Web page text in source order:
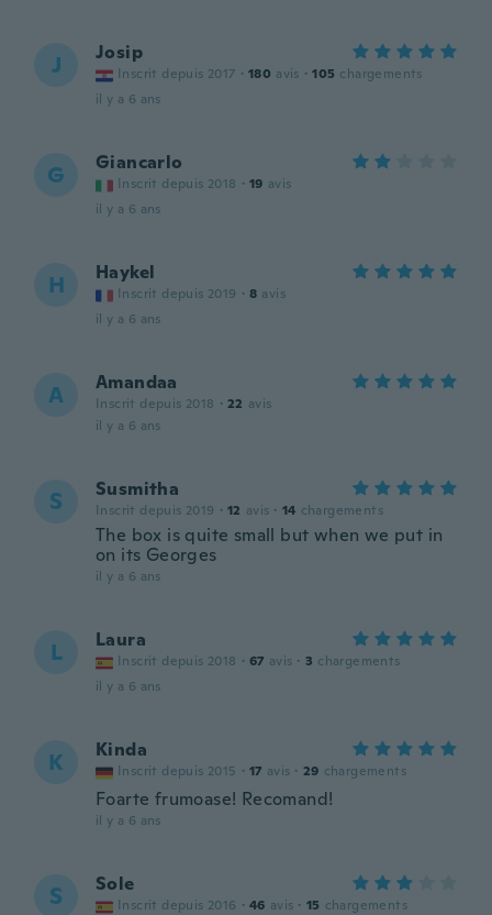
J Josip
Inscrit depuis 2017 · 180 avis · 105 chargements
il y a 6 ans
G Giancarlo
Inscrit depuis 2018 · 19 avis
il y a 6 ans
H Haykel
Inscrit depuis 2019 · 8 avis
il y a 6 ans
A Amandaa
Inscrit depuis 2018 · 22 avis
il y a 6 ans
S Susmitha
Inscrit depuis 2019 · 12 avis · 14 chargements
The box is quite small but when we put in
on its Georges
il y a 6 ans
L Laura
Inscrit depuis 2018 · 67 avis · 3 chargements
il y a 6 ans
K Kinda
Inscrit depuis 2015 · 17 avis · 29 chargements
Foarte frumoase! Recomand!
il y a 6 ans
S Sole
Inscrit depuis 2016 · 46 avis · 15 chargements